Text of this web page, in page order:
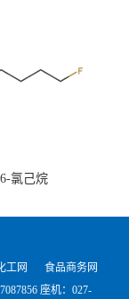
氯己烷
工网
食品商务网
座机：027-